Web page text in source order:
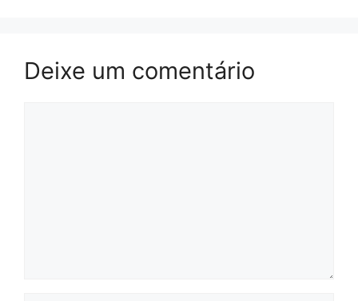
Deixe um comentário